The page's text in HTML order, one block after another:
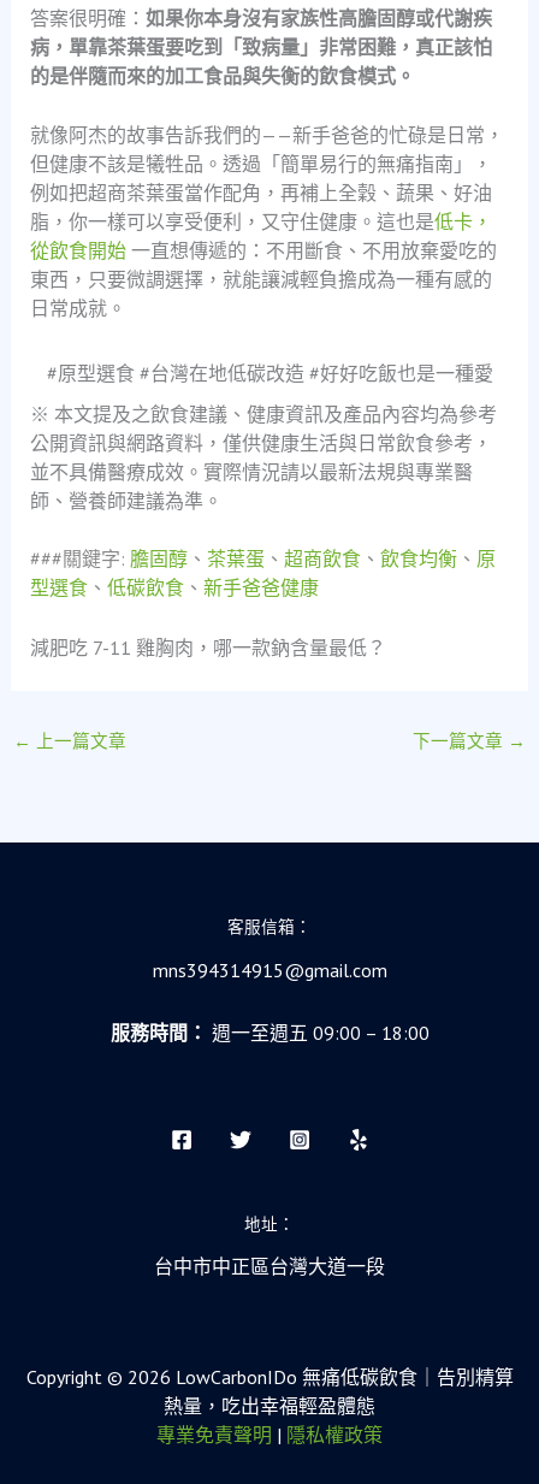
答案很明確： 如果你本身沒有家族性高膽固醇或代謝疾
病，單靠茶葉蛋要吃到「致病量」非常困難，真正該怕
的是伴隨而來的加工食品與失衡的飲食模式。
就像阿杰的故事告訴我們的——新手爸爸的忙碌是日常，
但健康不該是犧牲品。透過「簡單易行的無痛指南」，
例如把超商茶葉蛋當作配角，再補上全穀、蔬果、好油
脂，你一樣可以享受便利，又守住健康。這也是低卡，
從飲食開始一直想傳遞的：不用斷食、不用放棄愛吃的
東西，只要微調選擇，就能讓減輕負擔成為一種有感的
日常成就。
#原型選食 #台灣在地低碳改造 #好好吃飯也是一種愛
※ 本文提及之飲食建議、健康資訊及產品內容均為參考
公開資訊與網路資料，僅供健康生活與日常飲食參考，
並不具備醫療成效。實際情況請以最新法規與專業醫
師、營養師建議為準。
###關鍵字: 膽固醇、 茶葉蛋、 超商飲食、 飲食均衡、 原
型選食、 低碳飲食、 新手爸爸健康
減肥吃 7-11 雞胸肉，哪一款鈉含量最低？
← 上一篇文章 下一篇文章 →
客服信箱：
mns394314915@gmail.com
服務時間： 週一至週五 09:00 – 18:00
地址：
台中市中正區台灣大道一段
Copyright © 2026 LowCarbonIDo 無痛低碳飲食｜告別精算
熱量，吃出幸福輕盈體態
專業免責聲明 | 隱私權政策